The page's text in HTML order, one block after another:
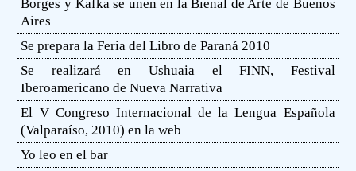
Borges y Kafka se unen en la Bienal de Arte de Buenos
Aires
Se prepara la Feria del Libro de Paraná 2010
Se realizará en Ushuaia el FINN, Festival
Iberoamericano de Nueva Narrativa
El V Congreso Internacional de la Lengua Española
(Valparaíso, 2010) en la web
Yo leo en el bar